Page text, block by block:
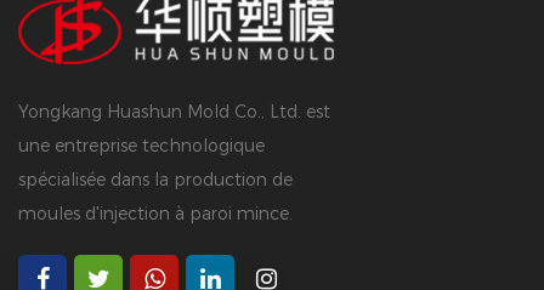
Yongkang Huashun Mold Co., Ltd. est
une entreprise technologique
spécialisée dans la production de
moules d'injection à paroi mince.